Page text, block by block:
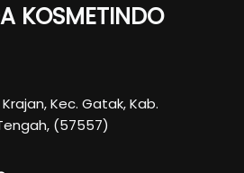
KOSMETINDO
Krajan, Kec. Gatak, Kab.
(57557)